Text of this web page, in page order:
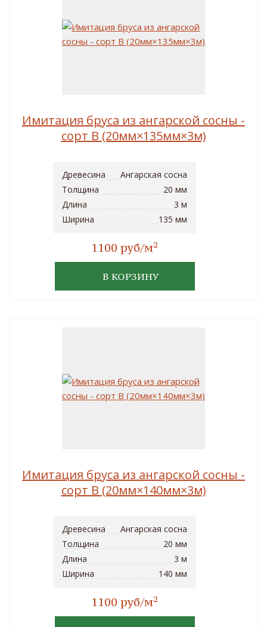
Имитация бруса из ангарской сосны -
сорт B (20мм×135мм×3м)
Древесина
Ангарская сосна
Толщина
20 мм
Длина
3 м
Ширина
135 мм
1100 руб/м2
В КОРЗИНУ
Имитация бруса из ангарской сосны -
сорт B (20мм×140мм×3м)
Древесина
Ангарская сосна
Толщина
20 мм
Длина
3 м
Ширина
140 мм
1100 руб/м2